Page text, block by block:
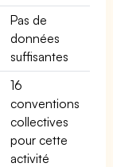
Pas de
données
suffisantes
16
conventions
collectives
pour cette
activité